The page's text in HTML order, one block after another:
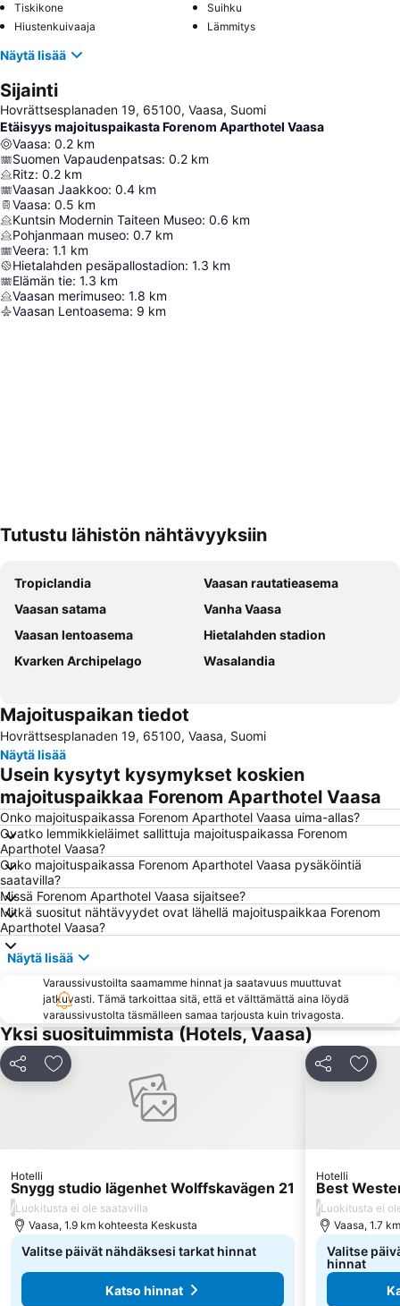
Tiskikone
Suihku
Hiustenkuivaaja
Lämmitys
Näytä lisää
Sijainti
Hovrättsesplanaden 19, 65100, Vaasa, Suomi
Etäisyys majoituspaikasta Forenom Aparthotel Vaasa
Vaasa: 0.2 km
Suomen Vapaudenpatsas: 0.2 km
Ritz: 0.2 km
Vaasan Jaakkoo: 0.4 km
Vaasa: 0.5 km
Kuntsin Modernin Taiteen Museo: 0.6 km
Pohjanmaan museo: 0.7 km
Veera: 1.1 km
Hietalahden pesäpallostadion: 1.3 km
Elämän tie: 1.3 km
Vaasan merimuseo: 1.8 km
Vaasan Lentoasema: 9 km
Tutustu lähistön nähtävyyksiin
Tropiclandia
Vaasan rautatieasema
Vaasan satama
Vanha Vaasa
Vaasan lentoasema
Hietalahden stadion
Kvarken Archipelago
Wasalandia
Majoituspaikan tiedot
Hovrättsesplanaden 19, 65100, Vaasa, Suomi
Näytä lisää
Usein kysytyt kysymykset koskien
majoituspaikkaa Forenom Aparthotel Vaasa
Onko majoituspaikassa Forenom Aparthotel Vaasa uima-allas?
Ovatko lemmikkieläimet sallittuja majoituspaikassa Forenom
Aparthotel Vaasa?
Onko majoituspaikassa Forenom Aparthotel Vaasa pysäköintiä
saatavilla?
Missä Forenom Aparthotel Vaasa sijaitsee?
Mitkä suositut nähtävyydet ovat lähellä majoituspaikkaa Forenom
Aparthotel Vaasa?
Näytä lisää
Varaussivustoilta saamamme hinnat ja saatavuus muuttuvat
jatkuvasti. Tämä tarkoittaa sitä, että et välttämättä aina löydä
varaussivustolta täsmälleen samaa tarjousta kuin trivagosta.
Yksi suosituimmista (Hotels, Vaasa)
Jaa Lisää suosikkeihin
Hotelli
Snygg studio lägenhet Wolffskavägen 21
/Luokitusta ei ole saatavilla
Vaasa, 1.9 km kohteesta Keskusta
Valitse päivät nähdäksesi tarkat hinnat
Katso hinnat
Jaa Lisää
Hotelli
Best
/Luokitusta ei
Vaasa, 1.7
Valitse
hinnat